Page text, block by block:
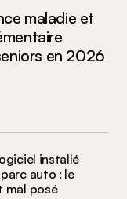
maladie et
en 2026
installé
auto : le
mal posé